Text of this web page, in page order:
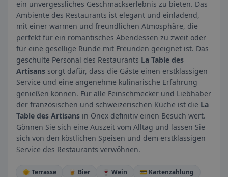
ein unvergessliches Geschmackserlebnis zu bieten. Das
Ambiente des Restaurants ist elegant und einladend,
mit einer warmen und freundlichen Atmosphäre, die
perfekt für ein romantisches Abendessen zu zweit oder
für eine gesellige Runde mit Freunden geeignet ist. Das
geschulte Personal des Restaurants La Table des
Artisans sorgt dafür, dass die Gäste einen erstklassigen
Service und eine angenehme kulinarische Erfahrung
genießen können. Für alle Feinschmecker und Liebhaber
der französischen und schweizerischen Küche ist die La
Table des Artisans in Onex definitiv einen Besuch wert.
Gönnen Sie sich eine Auszeit vom Alltag und lassen Sie
sich von den köstlichen Speisen und dem erstklassigen
Service des Restaurants verwöhnen.
🌞 Terrasse 🍺 Bier 🍷 Wein
💳 Kartenzahlung